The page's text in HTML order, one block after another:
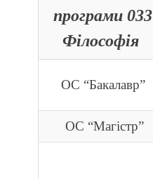
програми 033
Філософія
ОС “Бакалавр”
ОС “Магістр”